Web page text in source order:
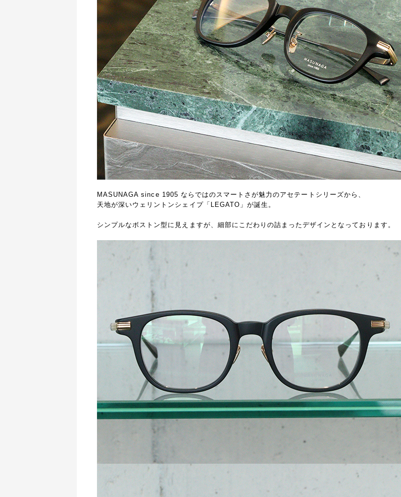
MASUNAGA since 1905 ならではのスマートさが魅力のアセテートシリーズから、
天地が深いウェリントンシェイプ「 LEGATO 」が誕生。
シンプルなボストン型に見えますが、細部にこだわりの詰まったデザインとなっております。